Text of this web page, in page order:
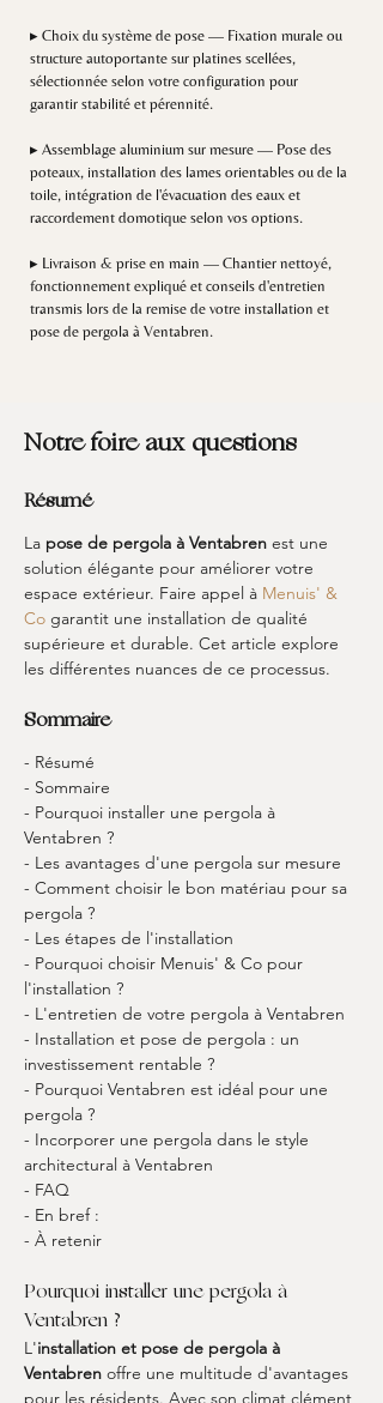
▸ Choix du système de pose — Fixation murale ou
structure autoportante sur platines scellées,
sélectionnée selon votre configuration pour
garantir stabilité et pérennité.
▸ Assemblage aluminium sur mesure — Pose des
poteaux, installation des lames orientables ou de la
toile, intégration de l'évacuation des eaux et
raccordement domotique selon vos options.
▸ Livraison & prise en main — Chantier nettoyé,
fonctionnement expliqué et conseils d'entretien
transmis lors de la remise de votre installation et
pose de pergola à Ventabren.
Notre foire aux questions
Résumé
La pose de pergola à Ventabren est une
solution élégante pour améliorer votre
espace extérieur. Faire appel à Menuis' &
Co garantit une installation de qualité
supérieure et durable. Cet article explore
les différentes nuances de ce processus.
Sommaire
- Résumé
- Sommaire
- Pourquoi installer une pergola à
Ventabren ?
- Les avantages d'une pergola sur mesure
- Comment choisir le bon matériau pour sa
pergola ?
- Les étapes de l'installation
- Pourquoi choisir Menuis' & Co pour
l'installation ?
- L'entretien de votre pergola à Ventabren
- Installation et pose de pergola : un
investissement rentable ?
- Pourquoi Ventabren est idéal pour une
pergola ?
- Incorporer une pergola dans le style
architectural à Ventabren
- FAQ
- En bref :
- À retenir
Pourquoi installer une pergola à
Ventabren ?
L'installation et pose de pergola à
Ventabren offre une multitude d'avantages
pour les résidents. Avec son climat clément